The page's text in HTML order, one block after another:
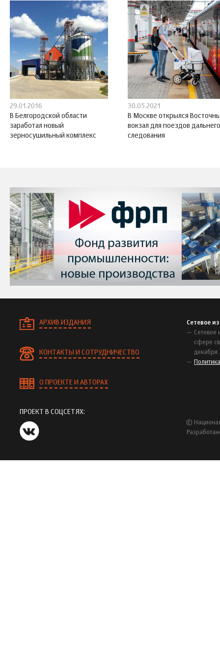
29.01.2016
В Белгородской области
заработал новый
зерносушильный комплекс
30.05.2021
В Москве открылся
вокзал для поездов дальнего
следования
АРХИВ ИЗДАНИЯ
КОНТАКТЫ И СОТРУДНИЧЕСТВО
О ПРОЕКТЕ И АВТОРАХ
Сетевое
Сетевое
сфере
декабря
ПРОЕКТ В СОЦСЕТЯХ:
©